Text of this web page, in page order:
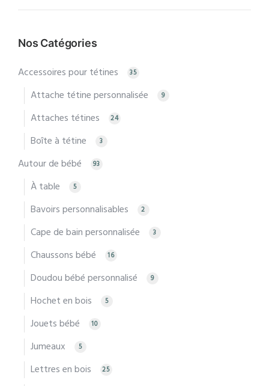
min
max
Nos Catégories
Accessoires pour tétines 35
Attache tétine personnalisée 9
Attaches tétines 24
Boîte à tétine 3
Autour de bébé 93
À table 5
Bavoirs personnalisables 2
Cape de bain personnalisée 3
Chaussons bébé 16
Doudou bébé personnalisé 9
Hochet en bois 5
Jouets bébé 10
Jumeaux 5
Lettres en bois 25